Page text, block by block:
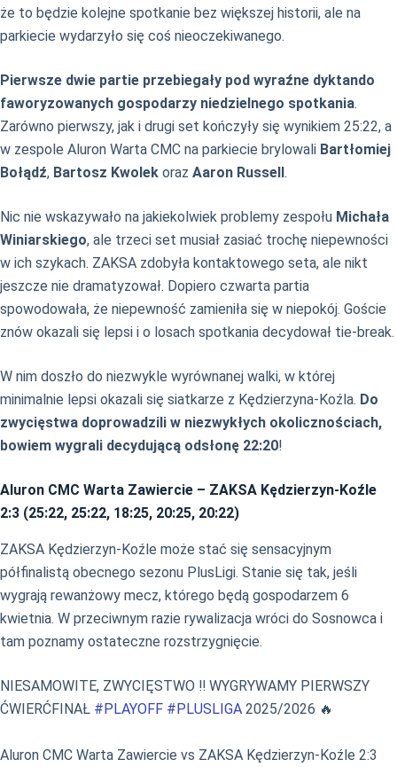
że to będzie kolejne spotkanie bez większej historii, ale na
parkiecie wydarzyło się coś nieoczekiwanego.
Pierwsze dwie partie przebiegały pod wyraźne dyktando
faworyzowanych gospodarzy niedzielnego spotkania.
Zarówno pierwszy, jak i drugi set kończyły się wynikiem 25:22, a
w zespole Aluron Warta CMC na parkiecie brylowali Bartłomiej
Bołądź, Bartosz Kwolek oraz Aaron Russell.
Nic nie wskazywało na jakiekolwiek problemy zespołu Michała
Winiarskiego, ale trzeci set musiał zasiać trochę niepewności
w ich szykach. ZAKSA zdobyła kontaktowego seta, ale nikt
jeszcze nie dramatyzował. Dopiero czwarta partia
spowodowała, że niepewność zamieniła się w niepokój. Goście
znów okazali się lepsi i o losach spotkania decydował tie-break.
W nim doszło do niezwykle wyrównanej walki, w której
minimalnie lepsi okazali się siatkarze z Kędzierzyna-Koźla. Do
zwycięstwa doprowadzili w niezwykłych okolicznościach,
bowiem wygrali decydującą odsłonę 22:20!
Aluron CMC Warta Zawiercie – ZAKSA Kędzierzyn-Koźle
2:3 (25:22, 25:22, 18:25, 20:25, 20:22)
ZAKSA Kędzierzyn-Koźle może stać się sensacyjnym
półfinalistą obecnego sezonu PlusLigi. Stanie się tak, jeśli
wygrają rewanżowy mecz, którego będą gospodarzem 6
kwietnia. W przeciwnym razie rywalizacja wróci do Sosnowca i
tam poznamy ostateczne rozstrzygnięcie.
NIESAMOWITE, ZWYCIĘSTWO ‼️ WYGRYWAMY PIERWSZY
ĆWIERĆFINAŁ #PLAYOFF #PLUSLIGA 2025/2026 🔥
Aluron CMC Warta Zawiercie vs ZAKSA Kędzierzyn-Koźle 2:3